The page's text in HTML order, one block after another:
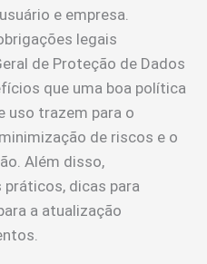
e empresa.
legais
de Proteção de Dados
que uma boa política
uso trazem para o
de riscos e o
Além disso,
dicas para
a atualização